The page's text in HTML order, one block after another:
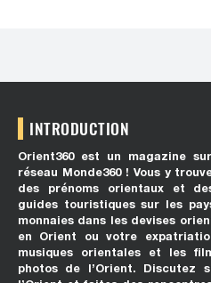
INTRODUCTION
Orient360 est un magazine
réseau Monde360 ! Vous y
des prénoms orientaux et
guides touristiques sur les
monnaies dans les devises
en Orient ou votre
musiques orientales et les
photos de l’Orient. Discutez